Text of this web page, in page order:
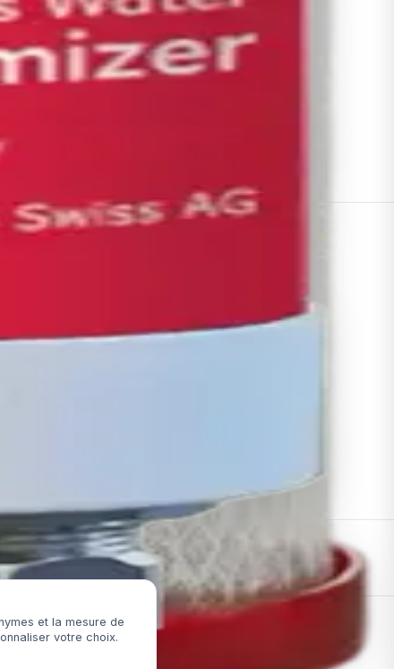
Comparer les Systèmes
FAQ
· Secured by Stripe
et la mesure de
votre choix.